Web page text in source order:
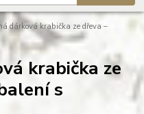
dárková krabička ze dřeva –
krabička ze
s